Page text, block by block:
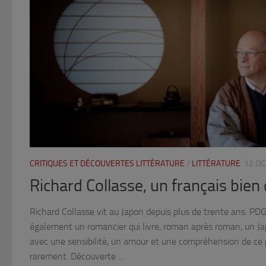
CRITIQUES ET DÉCOUVERTES LITTÉRATURE / LITTÉRATURE 12
Richard Collasse, un français bien
Richard Collasse vit au Japon depuis plus de trente ans.
également un romancier qui livre, roman après roman, un
avec une sensibilité, un amour et une compréhension de ce
rarement. Découverte …